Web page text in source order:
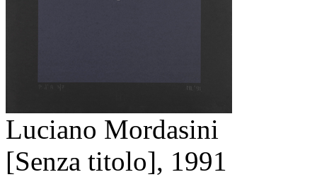
Luciano Mordasini
[Senza titolo], 1991